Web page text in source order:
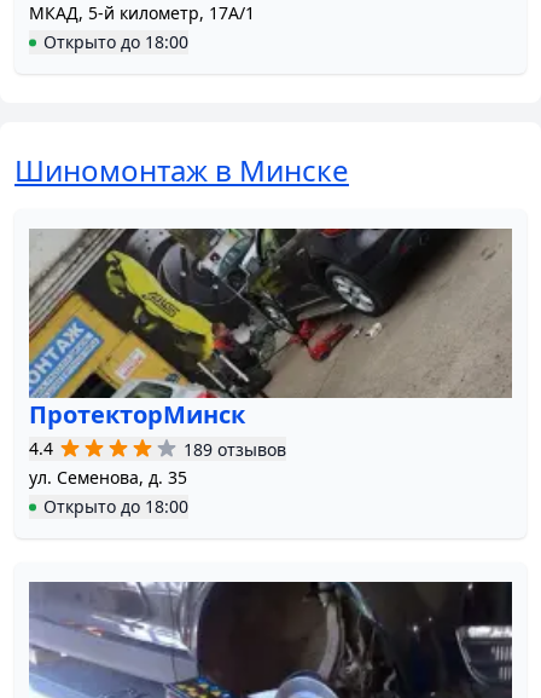
МКАД, 5-й километр, 17А/1
Открыто до 18:00
Шиномонтаж в Минске
ПротекторМинск
4.4
189 отзывов
ул. Семенова, д. 35
Открыто до 18:00